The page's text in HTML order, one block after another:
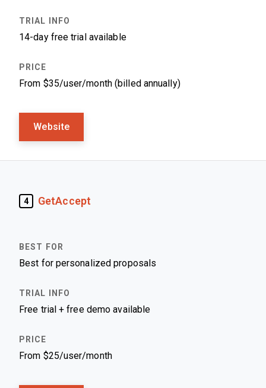
14-day free trial available
From $35/user/month (billed annually)
Website
4 GetAccept
Best for personalized proposals
Free trial + free demo available
From $25/user/month